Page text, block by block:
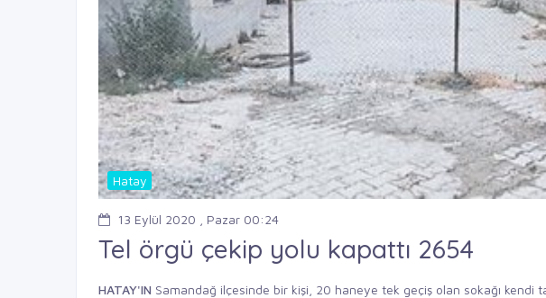
Hatay
13 Eylül 2020 , Pazar 00:24
Tel örgü çekip yolu kapattı 2654
HATAY'IN Samandağ ilçesinde bir kişi, 20 haneye tek geçiş olan sokağı kendi